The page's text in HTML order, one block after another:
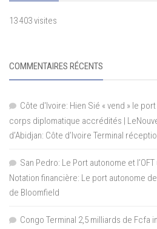
13 403 visites
COMMENTAIRES RÉCENTS
Côte d'Ivoire: Hien Sié « vend » le
corps diplomatique accrédités |
d’Abidjan: Côte d’Ivoire Terminal
San Pedro: Le Port autonome et
Notation financière: Le port autonome
de Bloomfield
Congo Terminal 2,5 milliards de Fcfa